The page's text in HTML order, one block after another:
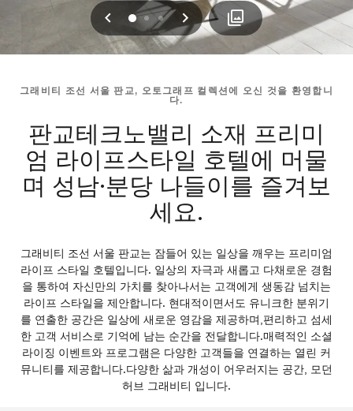
이전
012 다음
그래비티 조선 서울 판교, 오토그래프 컬렉션에 오신 것을 환영합니
다.
판교테크노밸리 소재 프리미
엄 라이프스타일 호텔에 머물
며 성남·분당 나들이를 즐겨보
세요.
그래비티 조선 서울 판교는 잠들어 있는 일상을 깨우는 프리미엄
라이프 스타일 호텔입니다. 일상의 자극과 새롭고 다채로운 경험
을 통하여 자신만의 가치를 찾아나서는 고객에게 생동감 넘치는
라이프 스타일을 제안합니다. 현대적이면서도 유니크한 분위기
를 연출한 공간은 일상에 새로운 영감을 제공하며,편리하고 섬세
한 고객 서비스로 기억에 남는 순간을 전달합니다.매력적인 소셜
라이징 이벤트와 프로그램은 다양한 고객들을 연결하는 열린 커
뮤니티를 제공합니다.다양한 삶과 개성이 어우러지는 공간, 모던
허브 그래비티 입니다.